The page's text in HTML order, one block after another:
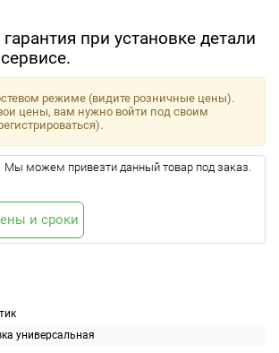
при установке детали
универсальная
режиме (видите розничные цены).
цены, вам нужно войти под своим
Мы можем привезти данный товар под заказ.
и сроки